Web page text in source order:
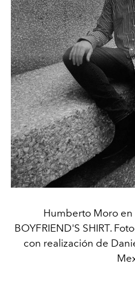
Humberto Moro
BOYFRIEND'S SHIRT.
con realización de